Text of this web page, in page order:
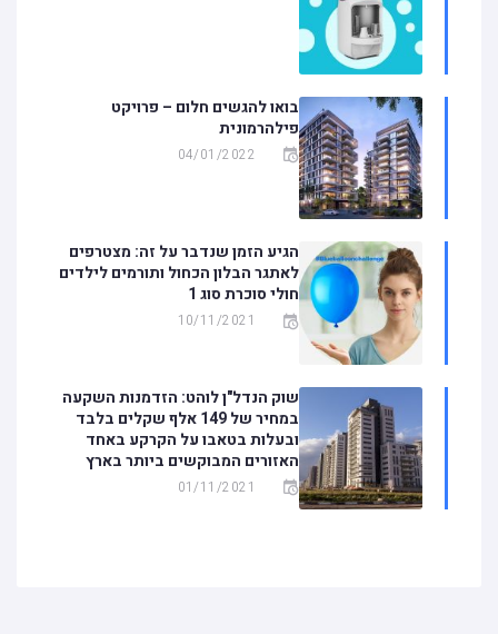
בואו להגשים חלום – פרויקט
פילהרמונית
04/01/2022
הגיע הזמן שנדבר על זה: מצטרפים
לאתגר הבלון הכחול ותורמים לילדים
חולי סוכרת סוג 1
10/11/2021
שוק הנדל"ן לוהט: הזדמנות השקעה
במחיר של 149 אלף שקלים בלבד
ובעלות בטאבו על הקרקע באחד
האזורים המבוקשים ביותר בארץ
01/11/2021